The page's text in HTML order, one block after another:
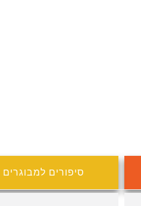
סיפורים למבוגרים